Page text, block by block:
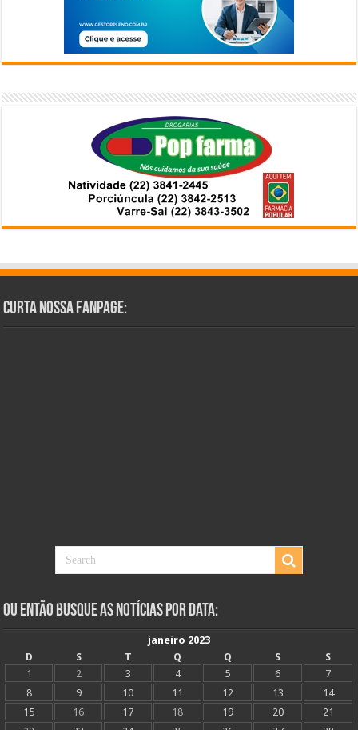
Curta Nossa Fanpage:
Ou Então Busque as Notícias Por Data:
janeiro 2023
D
S T Q Q S
S
1
2 3 4 5 6
7
8
9 10 11 12 13
14
15
16 17 18 19 20
21